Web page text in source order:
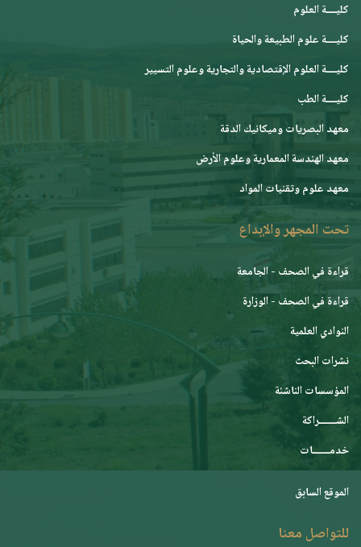
كليــــة العلوم
كليــــة علوم الطبيعة والحياة
كليــــة العلوم الإقتصادية والتجارية وعلوم التسيير
كليــــة الطب
معهد البصريات وميكانيك الدقة
معهد الهندسة المعمارية وعلوم الأرض
معهد علوم وتقنيات المواد
تحت المجهر والإبداع
قراءة في الصحف - الجامعة
قراءة في الصحف - الوزارة
النوادي العلمية
نشرات البحث
المؤسسات الناشئة
الشـــــــراكة
خدمـــــــات
الموقع السابق
للتواصل معنا